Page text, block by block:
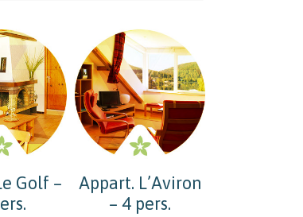
Golf –
Appart. L’Aviron
– 4 pers.